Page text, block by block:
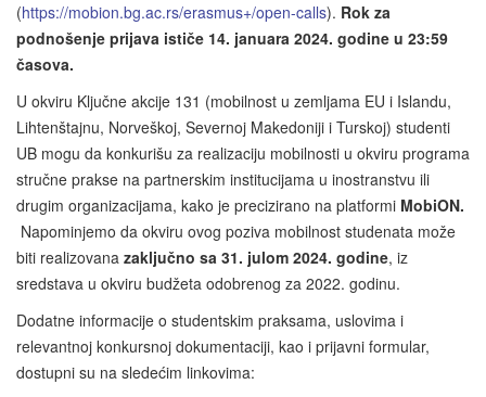
(https://mobion.bg.ac.rs/erasmus+/open-calls). Rok za
podnošenje prijava ističe 14. januara 2024. godine u 23:59
časova.
U okviru Ključne akcije 131 (mobilnost u zemljama EU i Islandu,
Lihtenštajnu, Norveškoj, Severnoj Makedoniji i Turskoj) studenti
UB mogu da konkurišu za realizaciju mobilnosti u okviru programa
stručne prakse na partnerskim institucijama u inostranstvu ili
drugim organizacijama, kako je precizirano na platformi MobiON.
Napominjemo da okviru ovog poziva mobilnost studenata može
biti realizovana zaključno sa 31. julom 2024. godine, iz
sredstava u okviru budžeta odobrenog za 2022. godinu.
Dodatne informacije o studentskim praksama, uslovima i
relevantnoj konkursnoj dokumentaciji, kao i prijavni formular,
dostupni su na sledećim linkovima: